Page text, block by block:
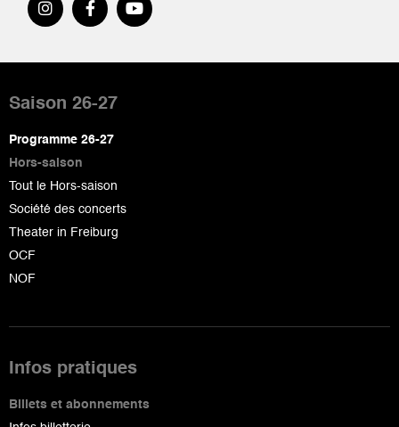
de
page
Saison 26-27
Programme 26-27
Hors-saison
Tout le Hors-saison
Société des concerts
Theater in Freiburg
OCF
NOF
Infos pratiques
Billets et abonnements